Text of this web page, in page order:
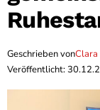
Geschrieben vonClara
Veröffentlicht: